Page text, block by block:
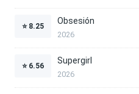
⭐ 8.25
Obsesión
2026
⭐ 6.56
Supergirl
2026